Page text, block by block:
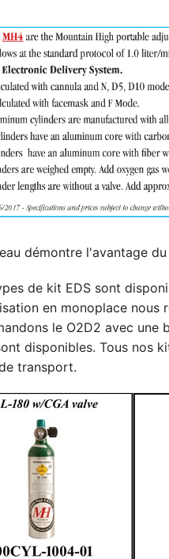
démontre l'avantage
de kit EDS sont
en monoplace nous
le O2D2 avec
disponibles. Tous nos
transport.